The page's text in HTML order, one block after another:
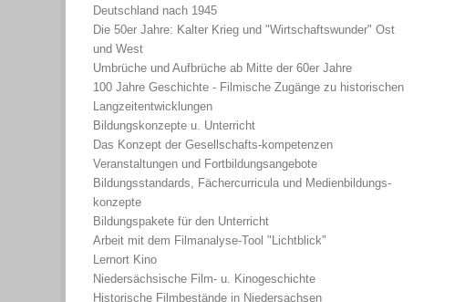
Deutschland nach 1945
Die 50er Jahre: Kalter Krieg und "Wirtschaftswunder" Ost
und West
Umbrüche und Aufbrüche ab Mitte der 60er Jahre
100 Jahre Geschichte - Filmische Zugänge zu historischen
Langzeitentwicklungen
Bildungskonzepte u. Unterricht
Das Konzept der Gesellschafts-kompetenzen
Veranstaltungen und Fortbildungsangebote
Bildungsstandards, Fächercurricula und Medienbildungs-
konzepte
Bildungspakete für den Unterricht
Arbeit mit dem Filmanalyse-Tool "Lichtblick"
Lernort Kino
Niedersächsische Film- u. Kinogeschichte
Historische Filmbestände in Niedersachsen